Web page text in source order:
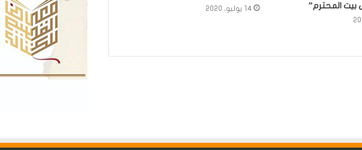
بيت المحترم”
14 يوليو، 2020